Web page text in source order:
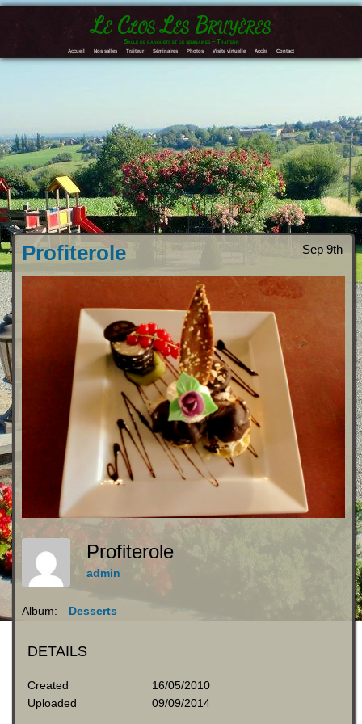
Le Clos Les Bruyères
Salle de banquets et de séminaires – Traiteur
Accueil Nos salles Traiteur Séminaires Photos Visite virtuelle Accès Contact
Sep 9th
Profiterole
Profiterole
admin
Album: Desserts
DETAILS
Created
16/05/2010
Uploaded
09/09/2014